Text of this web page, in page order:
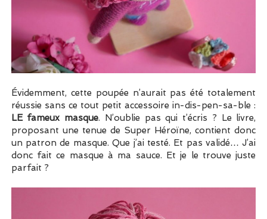
Évidemment, cette poupée n’aurait pas été totalement
réussie sans ce tout petit accessoire in-dis-pen-sa-ble :
LE fameux masque. N’oublie pas qui t’écris ? Le livre,
proposant une tenue de Super Héroïne, contient donc
un patron de masque. Que j’ai testé. Et pas validé… J’ai
donc fait ce masque à ma sauce. Et je le trouve juste
parfait ?